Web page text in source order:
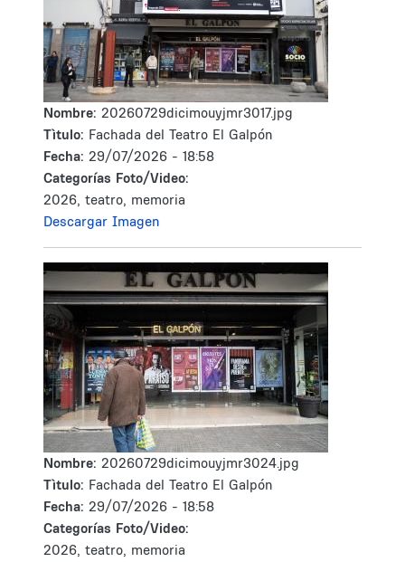
Nombre: 20260729dicimouyjmr3017.jpg
Tìtulo: Fachada del Teatro El Galpón
Fecha: 29/07/2026 - 18:58
Categorías Foto/Video:
2026, teatro, memoria
Descargar Imagen
Nombre: 20260729dicimouyjmr3024.jpg
Tìtulo: Fachada del Teatro El Galpón
Fecha: 29/07/2026 - 18:58
Categorías Foto/Video:
2026, teatro, memoria